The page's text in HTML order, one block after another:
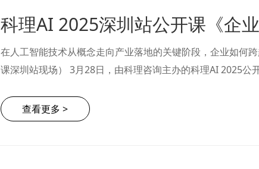
在人工智能技术从概念走向产业落地的关键阶段，企业如何跨越“知”与“行”的
课深圳站现场） 3月28日，由科理咨询主办的科理AI 2025公开课《企业AI 全面导入实战与应用》深圳站圆
查看更多 >